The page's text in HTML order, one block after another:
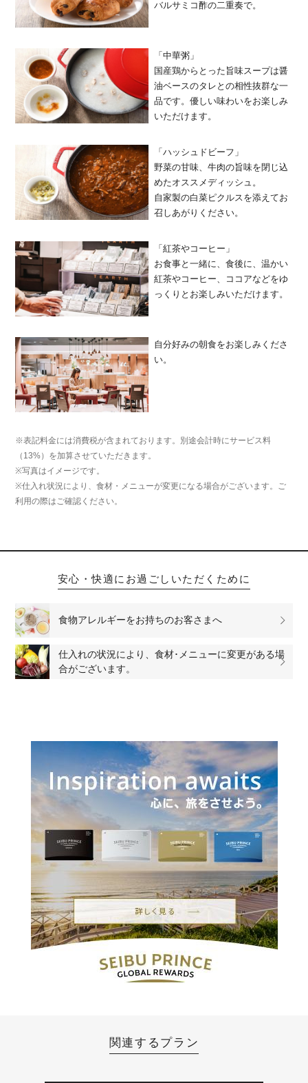
バルサミコ酢の二重奏で。
「中華粥」
国産鶏からとった旨味スープは醤
油ベースのタレとの相性抜群な一
品です。優しい味わいをお楽しみ
いただけます。
「ハッシュドビーフ」
野菜の甘味、牛肉の旨味を閉じ込
めたオススメディッシュ。
自家製の白菜ピクルスを添えてお
召しあがりください。
「紅茶やコーヒー」
お食事と一緒に、食後に、温かい
紅茶やコーヒー、ココアなどをゆ
っくりとお楽しみいただけます。
自分好みの朝食をお楽しみくださ
い。
※表記料金には消費税が含まれております。別途会計時にサービス料
（13%）を加算させていただきます。
※写真はイメージです。
※仕入れ状況により、食材・メニューが変更になる場合がございます。ご
利用の際はご確認ください。
安心・快適にお過ごしいただくために
食物アレルギーをお持ちのお客さまへ
仕入れの状況により、食材･メニューに変更がある場
合がございます。
関連するプラン